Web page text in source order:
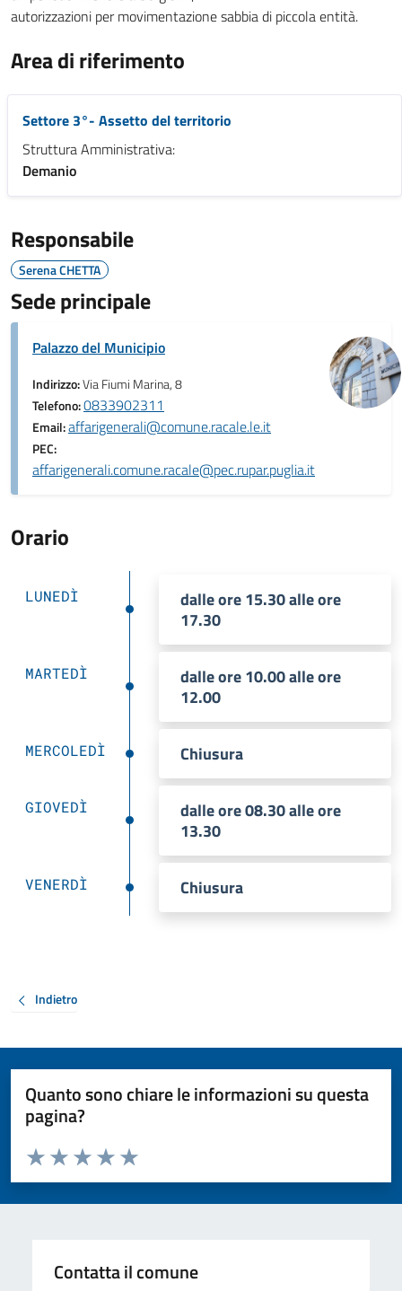
autorizzazioni per movimentazione sabbia di piccola entità.
Area di riferimento
Settore 3°- Assetto del territorio
Struttura Amministrativa:
Demanio
Responsabile
Serena CHETTA
Sede principale
Palazzo del Municipio
Indirizzo:Via Fiumi Marina, 8
Telefono:0833902311
Email:affarigenerali@comune.racale.le.it
PEC:
affarigenerali.comune.racale@pec.rupar.puglia.it
Orario
LUNEDÌ
dalle ore 15.30 alle ore
17.30
MARTEDÌ
dalle ore 10.00 alle ore
12.00
MERCOLEDÌ Chiusura
GIOVEDÌ
dalle ore 08.30 alle ore
13.30
VENERDÌ Chiusura
Indietro
Quanto sono chiare le informazioni su questa
pagina?
Valuta da 1 a 5 stelle la pagina
Valuta 5 stelle su 5
Valuta 4 stelle su 5
Valuta 3 stelle su 5
Valuta 2 stelle su 5
Valuta 1 stelle su 5
Contatta il comune